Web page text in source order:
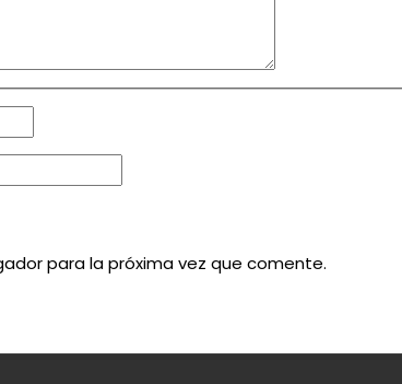
para la próxima vez que comente.